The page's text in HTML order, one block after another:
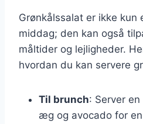
Grønkålssalat er ikke kun
middag; den kan også
måltider og lejligheder.
hvordan du kan servere
Til brunch: Server
æg og avocado for